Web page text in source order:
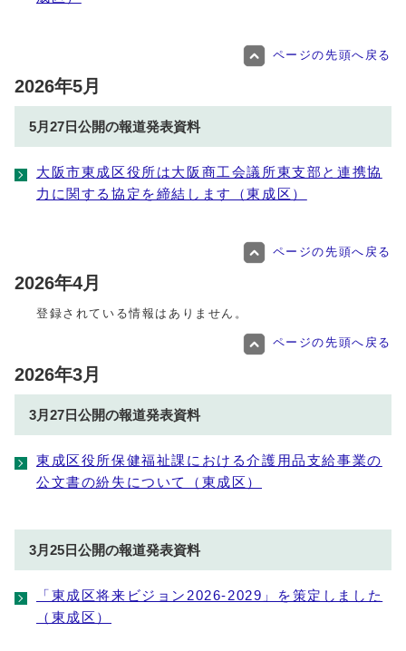
ページの先頭へ戻る
2026年5月
5月27日公開の報道発表資料
大阪市東成区役所は大阪商工会議所東支部と連携協
力に関する協定を締結します（東成区）
ページの先頭へ戻る
2026年4月
登録されている情報はありません。
ページの先頭へ戻る
2026年3月
3月27日公開の報道発表資料
東成区役所保健福祉課における介護用品支給事業の
公文書の紛失について（東成区）
3月25日公開の報道発表資料
「東成区将来ビジョン2026-2029」を策定しました
（東成区）